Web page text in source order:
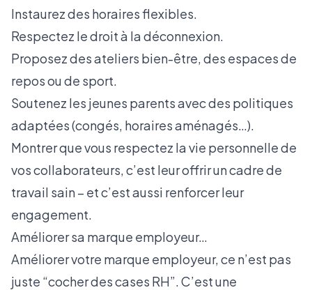
Instaurez des horaires flexibles.
Respectez le droit à la déconnexion.
Proposez des ateliers bien-être, des espaces de
repos ou de sport.
Soutenez les jeunes parents avec des politiques
adaptées (congés, horaires aménagés…).
Montrer que vous respectez la vie personnelle de
vos collaborateurs, c’est leur offrir un cadre de
travail sain – et c’est aussi renforcer leur
engagement.
Améliorer sa marque employeur…
Améliorer votre marque employeur, ce n’est pas
juste “cocher des cases RH”. C’est une